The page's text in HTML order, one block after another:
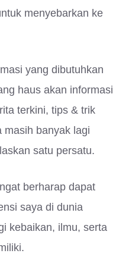
menyebarkan ke
yang dibutuhkan
haus akan informasi
terkini, tips & trik
masih banyak lagi
satu persatu.
berharap dapat
saya di dunia
kebaikan, ilmu, serta